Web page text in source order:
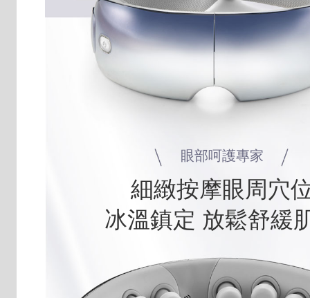
眼部呵護專家
細緻按摩眼周穴
冰溫鎮定 放鬆舒緩